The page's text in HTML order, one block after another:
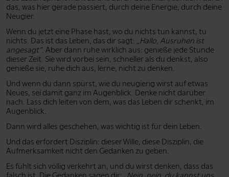
das, was hier gerade passiert, durch deine Energie, durch deine
Neugier.
Wenn du jetzt eine Phase hast, wo du nichts tun kannst, tu
nichts. Das ist das Leben, das dir sagt:
„Hallo, Ausruhen ist
angesagt”. Aber dann ruhe wirklich aus: genieße jede Stunde
dieser Zeit. Sie wird vorbei sein, schneller als du denkst, also
genieße sie, ruhe dich aus, lerne, nicht zu denken.
Und wenn du dann spürst, wie du neugierig wirst auf etwas
Neues, sei damit ganz im Augenblick. Denke nicht darüber
nach. Lass dich leiten von dem, was das Leben dir schenkt, im
Augenblick.
Dann wird alles geschehen, was wichtig ist für dein Leben.
Und das erfordert Disziplin: dieser Wille, diese Disziplin, die
Aufmerksamkeit nicht den Gedanken zu geben.
Es fühlt sich völlig verkehrt an, und du wirst denken, dass das